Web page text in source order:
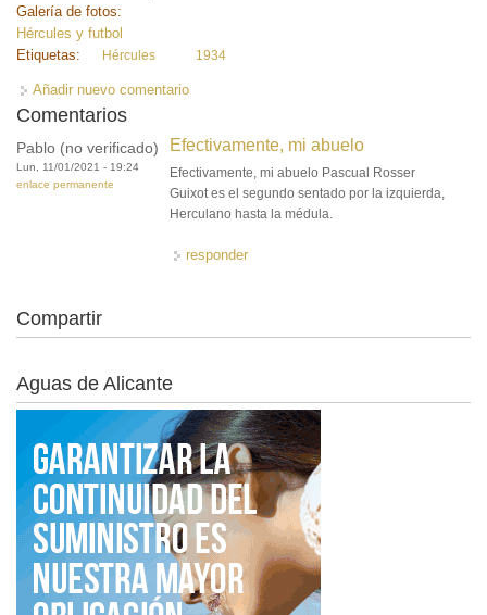
Galería de fotos:
Hércules y futbol
Etiquetas:
Hércules 1934
Añadir nuevo comentario
Comentarios
Pablo (no verificado)
Lun, 11/01/2021 - 19:24
enlace permanente
Efectivamente, mi abuelo
Efectivamente, mi abuelo Pascual Rosser
Guixot es el segundo sentado por la izquierda,
Herculano hasta la médula.
responder
Compartir
Aguas de Alicante